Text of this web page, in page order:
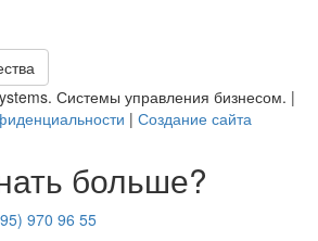
Си­сте­мы управ­ле­ния биз­не­сом. |
| Со­зда­ние сайта
больше?
970 96 55